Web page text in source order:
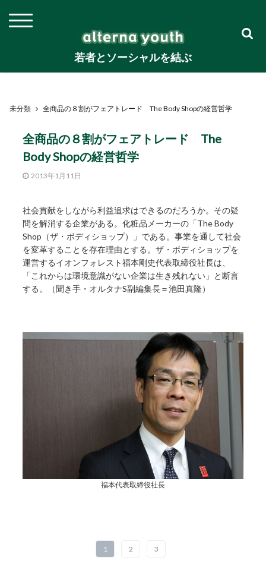
若者とソーシャルを結ぶ
未分類 全商品の８割がフェアトレード The Body Shopの経営哲学
全商品の８割がフェアトレード The
Body Shopの経営哲学
2013年1月11日
社会貢献をしながら利益追求はできるのだろうか。その疑
問を解消する企業がある。化粧品メーカーの「The Body
Shop（ザ・ボディショップ）」である。事業を通して社会
を変革することを存在理由とする。ザ・ボディショップを
運営するイオンフォレスト福本剛史代表取締役社長は、
「これからは環境意識がない企業は生き残れない」と断言
する。（聞き手・オルタナS副編集長＝池田真隆）
福本代表取締役社長
1 2 3